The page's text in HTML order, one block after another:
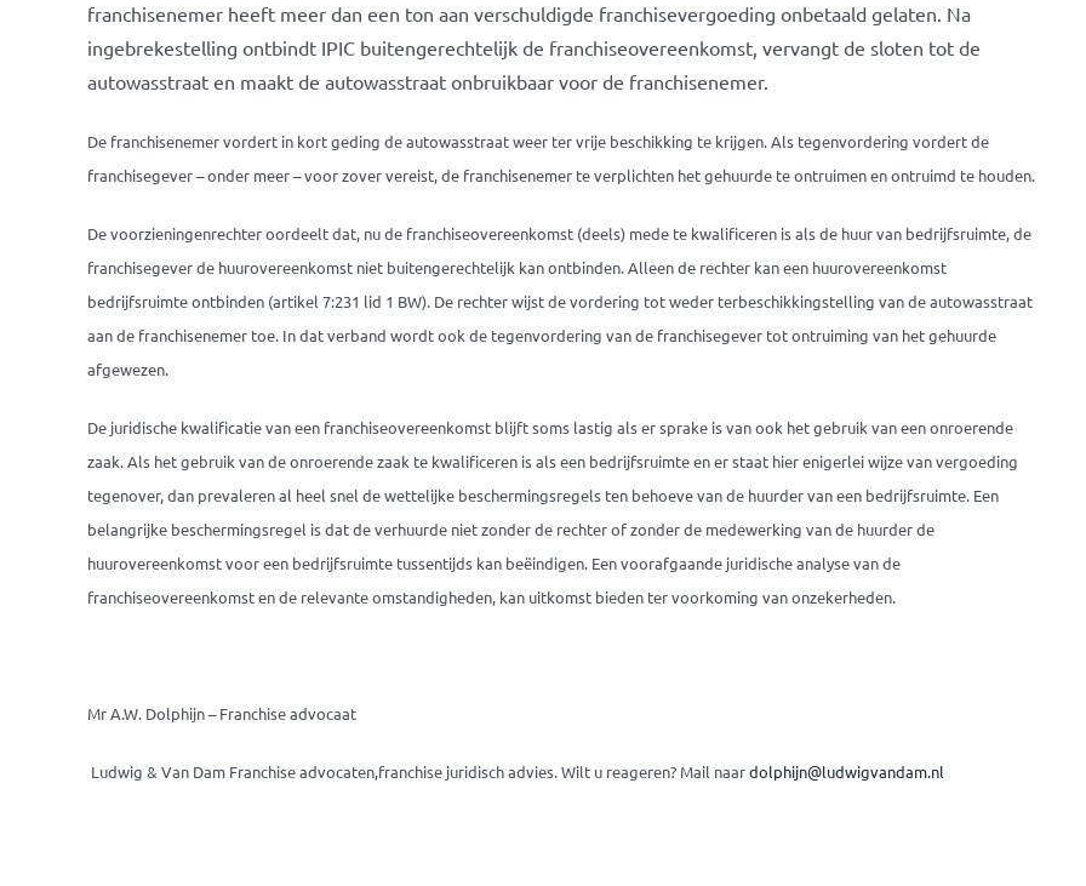
franchisenemer heeft meer dan een ton aan verschuldigde franchisevergoeding onbetaald gelaten. Na
ingebrekestelling ontbindt IPIC buitengerechtelijk de franchiseovereenkomst, vervangt de sloten tot de
autowasstraat en maakt de autowasstraat onbruikbaar voor de franchisenemer.
De franchisenemer vordert in kort geding de autowasstraat weer ter vrije beschikking te krijgen. Als tegenvordering vordert de
franchisegever – onder meer – voor zover vereist, de franchisenemer te verplichten het gehuurde te ontruimen en ontruimd te houden.
De voorzieningenrechter oordeelt dat, nu de franchiseovereenkomst (deels) mede te kwalificeren is als de huur van bedrijfsruimte, de
franchisegever de huurovereenkomst niet buitengerechtelijk kan ontbinden. Alleen de rechter kan een huurovereenkomst
bedrijfsruimte ontbinden (artikel 7:231 lid 1 BW). De rechter wijst de vordering tot weder terbeschikkingstelling van de autowasstraat
aan de franchisenemer toe. In dat verband wordt ook de tegenvordering van de franchisegever tot ontruiming van het gehuurde
afgewezen.
De juridische kwalificatie van een franchiseovereenkomst blijft soms lastig als er sprake is van ook het gebruik van een onroerende
zaak. Als het gebruik van de onroerende zaak te kwalificeren is als een bedrijfsruimte en er staat hier enigerlei wijze van vergoeding
tegenover, dan prevaleren al heel snel de wettelijke beschermingsregels ten behoeve van de huurder van een bedrijfsruimte. Een
belangrijke beschermingsregel is dat de verhuurde niet zonder de rechter of zonder de medewerking van de huurder de
huurovereenkomst voor een bedrijfsruimte tussentijds kan beëindigen. Een voorafgaande juridische analyse van de
franchiseovereenkomst en de relevante omstandigheden, kan uitkomst bieden ter voorkoming van onzekerheden.
Mr A.W. Dolphijn – Franchise advocaat
Ludwig & Van Dam Franchise advocaten,franchise juridisch advies.Wilt u reageren? Mail naardolphijn@ludwigvandam.nl